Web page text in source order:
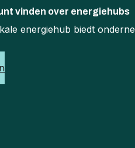
vinden over energiehubs
energiehub biedt